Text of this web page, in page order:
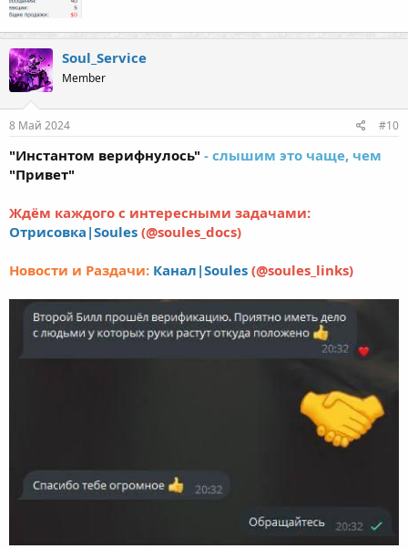
Soul_Service
Member
8 Май 2024 #10
"Инстантом верифнулось" - слышим это чаще, чем
"Привет"
Ждём каждого с интересными задачами:
Отрисовка|Soules (@soules_docs)
Новости и Раздачи: Канал|Soules (@soules_links)